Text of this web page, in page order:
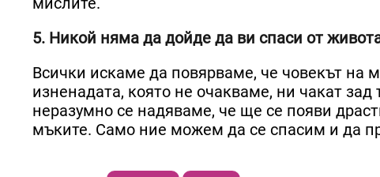
5. Никой няма да дойде да ви спаси от
Всички искаме да повярваме, че човекът на
изненадата, която не очакваме, ни чакат
неразумно се надяваме, че ще се появи
мъките. Само ние можем да се спасим и да